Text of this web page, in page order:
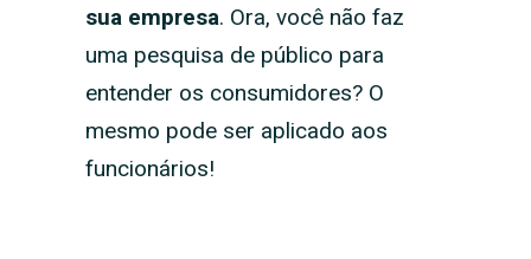
sua empresa. Ora, você não faz
uma pesquisa de público para
entender os consumidores? O
mesmo pode ser aplicado aos
funcionários!